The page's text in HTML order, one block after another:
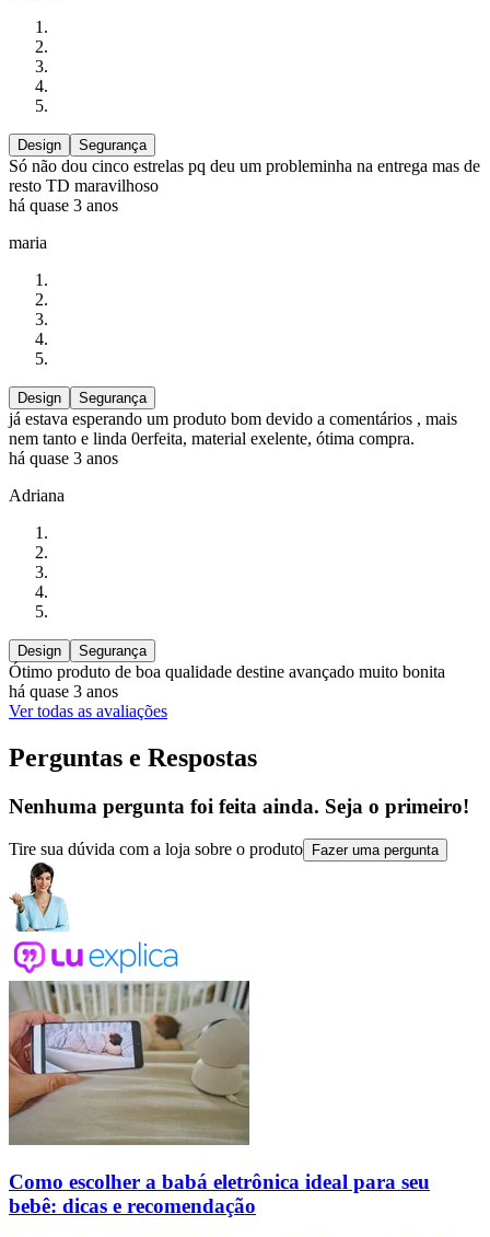
Design Segurança
Só não dou cinco estrelas pq deu um probleminha na entrega mas de
resto TD maravilhoso
há quase 3 anos
maria
Design Segurança
já estava esperando um produto bom devido a comentários , mais
nem tanto e linda 0erfeita, material exelente, ótima compra.
há quase 3 anos
Adriana
Design Segurança
Ótimo produto de boa qualidade destine avançado muito bonita
há quase 3 anos
Ver todas as avaliações
Perguntas e Respostas
Nenhuma pergunta foi feita ainda. Seja o primeiro!
Tire sua dúvida com a loja sobre o produto Fazer uma pergunta
Como escolher a babá eletrônica ideal para seu
bebê: dicas e recomendação